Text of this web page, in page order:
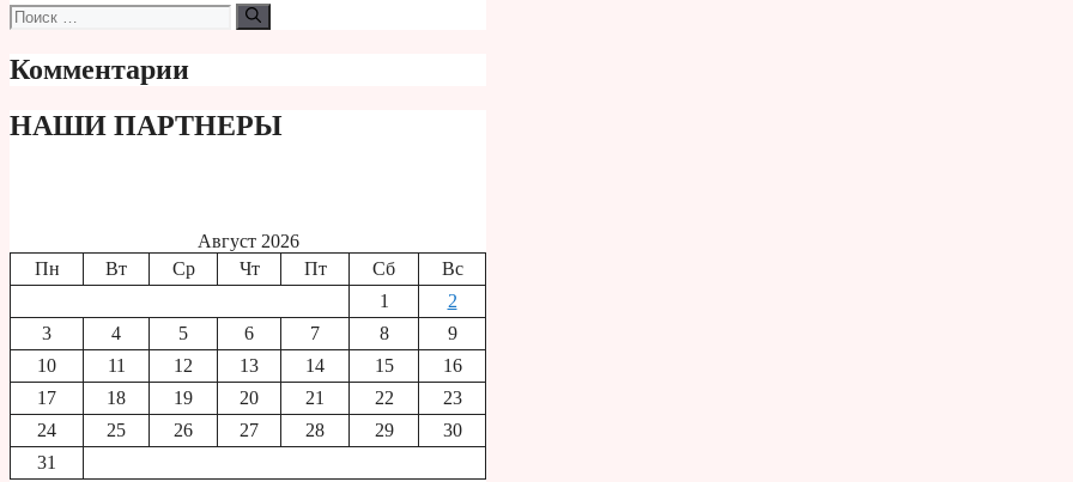
Поиск:
Комментарии
НАШИ ПАРТНЕРЫ
Август 2026
Пн
Вт Ср Чт Пт Сб
Вс
1
2
3
4 5 6 7 8
9
10
11 12 13 14 15
16
17
18 19 20 21 22
23
24
25 26 27 28 29
30
31